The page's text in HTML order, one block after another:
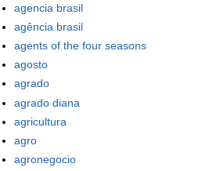
agencia brasil
agência brasil
agents of the four seasons
agosto
agrado
agrado diana
agricultura
agro
agronegocio